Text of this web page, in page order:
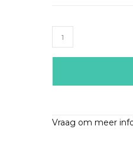
Vraag om meer